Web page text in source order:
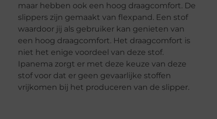
maar hebben ook een hoog draagcomfort. De
slippers zijn gemaakt van flexpand. Een stof
waardoor jij als gebruiker kan genieten van
een hoog draagcomfort. Het draagcomfort is
niet het enige voordeel van deze stof.
Ipanema zorgt er met deze keuze van deze
stof voor dat er geen gevaarlijke stoffen
vrijkomen bij het produceren van de slipper.